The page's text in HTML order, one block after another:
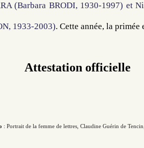
(Barbara BRODI, 1930-1997) et
1933-2003). Cette année, la primée
Attestation officielle
: Portrait de la femme de lettres, Claudine Guérin de